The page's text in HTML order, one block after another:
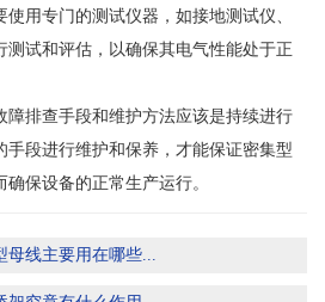
用专门的测试仪器，如接地测试仪、
测试和评估，以确保其电气性能处于正
障排查手段和维护方法应该是持续进行
手段进行维护和保养，才能保证密集型
保设备的正常生产运行。
母线主要用在哪些...